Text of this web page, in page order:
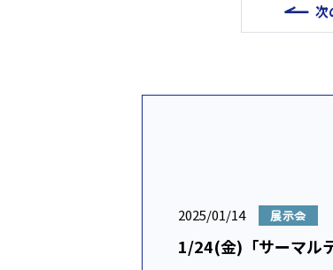
次
2025/01/14 展示会
1/24(金)「サーマル